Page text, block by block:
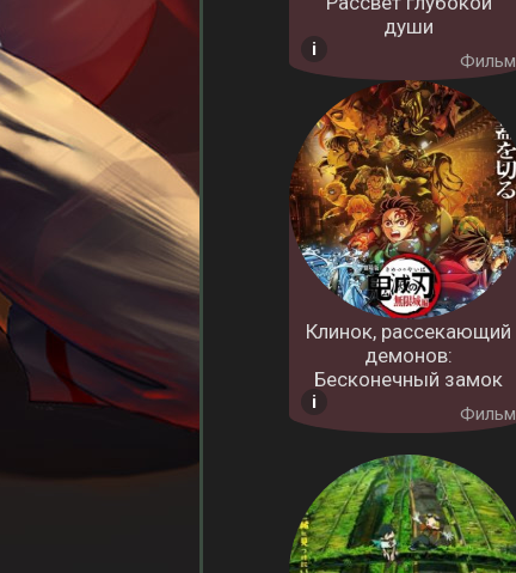
души
Фильм
Клинок, рассекающий
демонов:
Бесконечный замок
Фильм